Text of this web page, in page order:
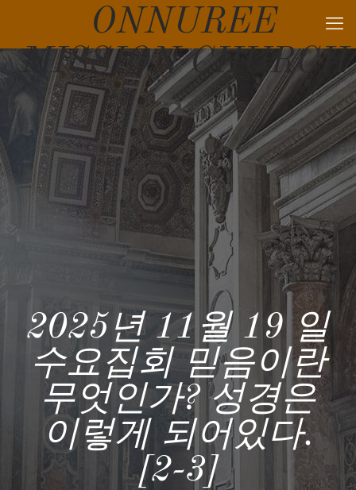
ONNUREE
MISSION CHURCH
2025년 11월 19 일
수요집회 믿음이란
무엇인가? 성경은
이렇게 되어있다.
[2-3]